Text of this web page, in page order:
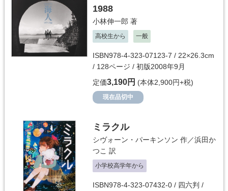
1988
小林伸一郎 著
高校生から 一般
ISBN978-4-323-07123-7 / 22×26.3cm
/ 128ページ / 初版2008年9月
定価3,190円 (本体2,900円+税)
現在品切中
ミラクル
シヴォーン・パーキンソン 作／浜田か
つこ 訳
小学校高学年から
ISBN978-4-323-07432-0 / 四六判 /